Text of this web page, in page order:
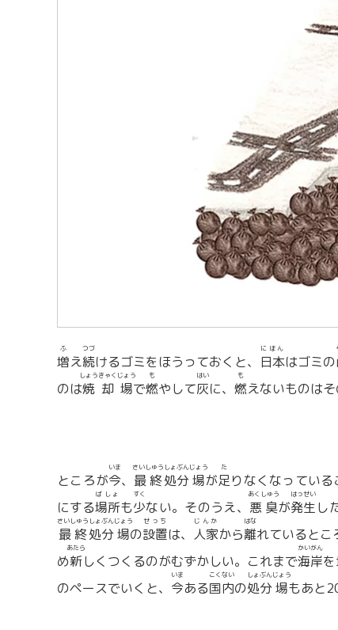
増
ふ
え続
つづ
けるゴミをほうっておくと、 日本
にほん
はゴミの
のは焼却
しょうきゃく
場
じょう
で燃
も
やして灰
はい
に、 燃
も
えないものは
ところが今
いま
、 最終
さいしゅう
処分
しょぶん
場
じょう
が足
た
りなくなっている
にする場所
ばしょ
も少
すく
ない。そのうえ、 悪臭
あくしゅう
が発生
はっせい
し
最終
さいしゅう
処分
しょぶん
場
じょう
の設置
せっち
は、 人家
じんか
から離
はな
れているとこ
め新
あたら
しくつくるのがむずかしい。これまで海岸
かいがん
を
のペースでいくと、 今
いま
ある国内
こくない
の処分
しょぶん
場
じょう
もあと